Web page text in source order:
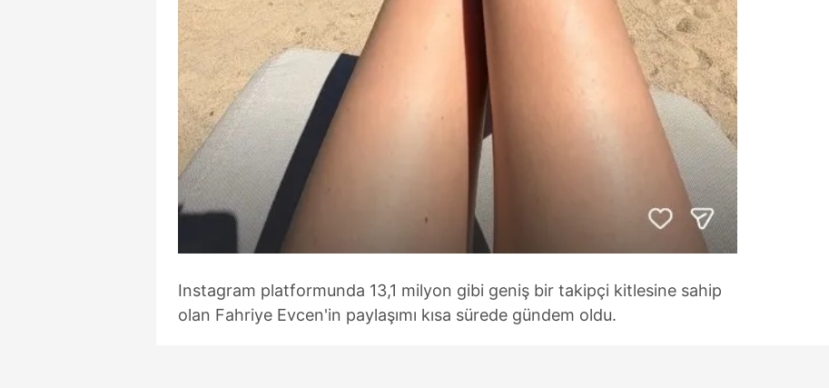
Instagram platformunda 13,1 milyon gibi geniş bir takipçi kitlesine sahip
olan Fahriye Evcen'in paylaşımı kısa sürede gündem oldu.